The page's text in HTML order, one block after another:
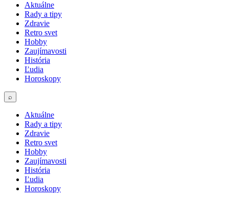
Aktuálne
Rady a tipy
Zdravie
Retro svet
Hobby
Zaujímavosti
História
Ľudia
Horoskopy
⌕
Aktuálne
Rady a tipy
Zdravie
Retro svet
Hobby
Zaujímavosti
História
Ľudia
Horoskopy